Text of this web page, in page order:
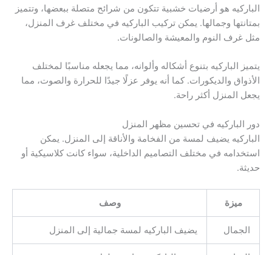
الباركيه هو أرضيات خشبية تتكون من شرائح متصلة ببعضها، وتتميز
بمتانتها وجمالها. يمكن تركيب الباركيه في مختلف غرف المنزل،
مثل غرف النوم والمعيشة والصالونات.
يتميز الباركيه بتنوع أشكاله وألوانه، مما يجعله مناسبًا لمختلف
الأذواق والديكورات. كما أنه يوفر عزلًا جيدًا للحرارة والصوت، مما
يجعل المنزل أكثر راحة.
دور الباركيه في تحسين مظهر المنزل
الباركيه يضيف لمسة من الفخامة والأناقة إلى المنزل. يمكن
استخدامه في مختلف التصاميم الداخلية، سواء كانت كلاسيكية أو
حديثة.
ميزة وصف
الجمال يضيف الباركيه لمسة جمالية إلى المنزل